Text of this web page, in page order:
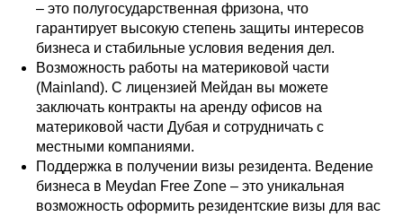
– это полугосударственная фризона, что
гарантирует высокую степень защиты интересов
бизнеса и стабильные условия ведения дел.
Возможность работы на материковой части
(Mainland). С лицензией Мейдан вы можете
заключать контракты на аренду офисов на
материковой части Дубая и сотрудничать с
местными компаниями.
Поддержка в получении визы резидента. Ведение
бизнеса в Meydan Free Zone – это уникальная
возможность оформить резидентские визы для вас